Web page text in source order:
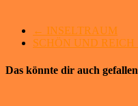
← INSELTRAUM
SCHÖN UND REICH
Das könnte dir auch gefallen